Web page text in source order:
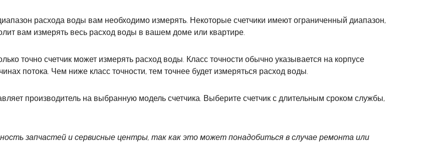
расхода воды вам необходимо измерять. Некоторые счетчики имеют ограниченный диапазон,
вам измерять весь расход воды в вашем доме или квартире.
точно счетчик может измерять расход воды. Класс точности обычно указывается на корпусе
потока. Чем ниже класс точности, тем точнее будет измеряться расход воды.
производитель на выбранную модель счетчика. Выберите счетчик с длительным сроком службы,
запчастей и сервисные центры, так как это может понадобиться в случае ремонта или